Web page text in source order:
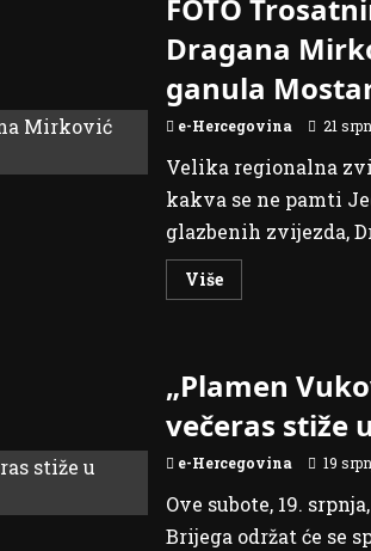
spektakl
PRLJAVO
KAZALIŠTE
u
Šujici
FOTO
Dragana
ganula
e-Hercegovina 21
Velika regionalna
kakva se ne pamti
glazbenih zvijezda,
VišeRead
more
Dragana
Mirković
oduševila
i
Mostar
„Plamen
večeras stiže
e-Hercegovina 19
Ove subote, 19.
Brijega održat će se